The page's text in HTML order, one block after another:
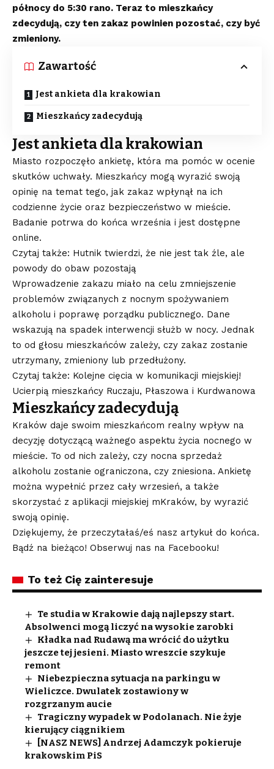
północy do 5:30 rano. Teraz to mieszkańcy
zdecydują, czy ten zakaz powinien pozostać, czy być
zmieniony.
Zawartość
Jest ankieta dla krakowian
Mieszkańcy zadecydują
Jest ankieta dla krakowian
Miasto rozpoczęło ankietę, która ma pomóc w ocenie
skutków uchwały. Mieszkańcy mogą wyrazić swoją
opinię na temat tego, jak zakaz wpłynął na ich
codzienne życie oraz bezpieczeństwo w mieście.
Badanie potrwa do końca września i jest dostępne
online.
Czytaj także: Hutnik twierdzi, że nie jest tak źle, ale
powody do obaw pozostają
Wprowadzenie zakazu miało na celu zmniejszenie
problemów związanych z nocnym spożywaniem
alkoholu i poprawę porządku publicznego. Dane
wskazują na spadek interwencji służb w nocy. Jednak
to od głosu mieszkańców zależy, czy zakaz zostanie
utrzymany, zmieniony lub przedłużony.
Czytaj także: Kolejne cięcia w komunikacji miejskiej!
Ucierpią mieszkańcy Ruczaju, Płaszowa i Kurdwanowa
Mieszkańcy zadecydują
Kraków daje swoim mieszkańcom realny wpływ na
decyzję dotyczącą ważnego aspektu życia nocnego w
mieście. To od nich zależy, czy nocna sprzedaż
alkoholu zostanie ograniczona, czy zniesiona. Ankietę
można wypełnić przez cały wrzesień, a także
skorzystać z aplikacji miejskiej mKraków, by wyrazić
swoją opinię.
Dziękujemy, że przeczytałaś/eś nasz artykuł do końca.
Bądź na bieżąco! Obserwuj nas na Facebooku!
To też Cię zainteresuje
Te studia w Krakowie dają najlepszy start.
Absolwenci mogą liczyć na wysokie zarobki
Kładka nad Rudawą ma wrócić do użytku
jeszcze tej jesieni. Miasto wreszcie szykuje
remont
Niebezpieczna sytuacja na parkingu w
Wieliczce. Dwulatek zostawiony w
rozgrzanym aucie
Tragiczny wypadek w Podolanach. Nie żyje
kierujący ciągnikiem
[NASZ NEWS] Andrzej Adamczyk pokieruje
krakowskim PiS